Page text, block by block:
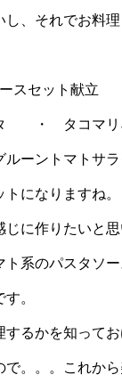
、それでお料
タ ・ タコマリ
ーントマトサ
になりますね。
に作りたいと思
系のパスタソ
。
るかを知ってお
。。。これか